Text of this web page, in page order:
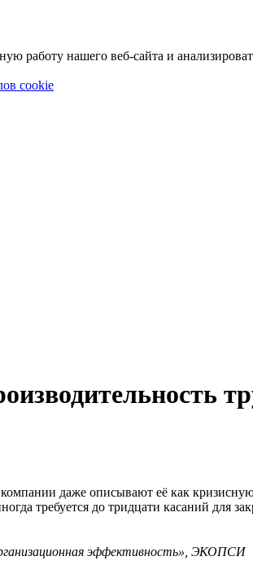
работу нашего веб-сайта и
cookie
даже описывают её как
требуется до тридцати касаний для
эффективность», ЭКОПСИ